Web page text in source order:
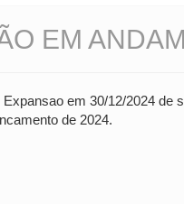
EM
em 30/12/2024 de
de 2024.